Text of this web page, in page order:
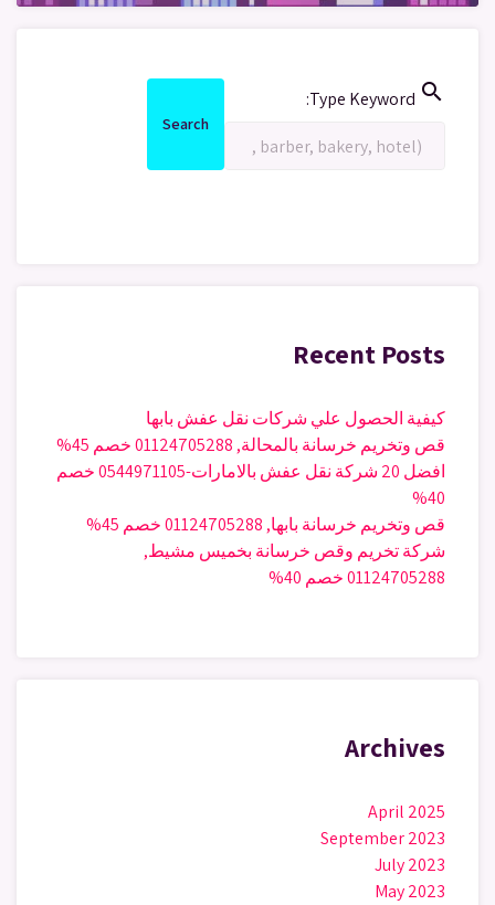
search
Search
Search
Recent Posts
كيفية الحصول علي شركات نقل عفش بابها
قص وتخريم خرسانة بالمحالة, 01124705288 خصم 45%
افضل 20 شركة نقل عفش بالامارات-0544971105 خصم
40%
قص وتخريم خرسانة بابها, 01124705288 خصم 45%
شركة تخريم وقص خرسانة بخميس مشيط,
01124705288 خصم 40%
Archives
April 2025
September 2023
July 2023
May 2023